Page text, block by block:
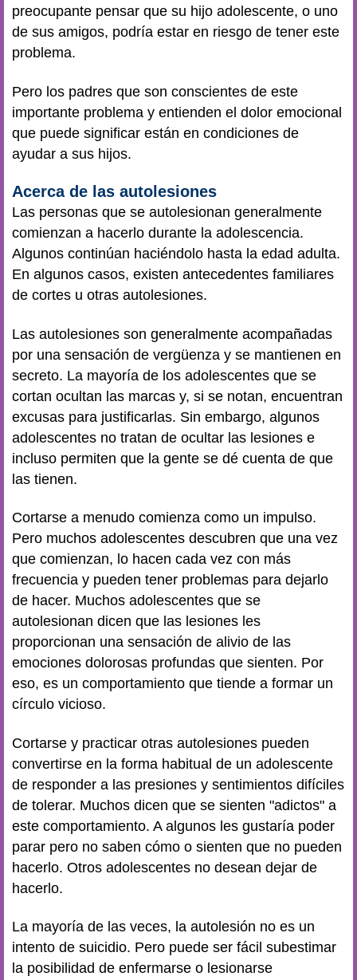
preocupante pensar que su hijo adolescente, o uno
de sus amigos, podría estar en riesgo de tener este
problema.
Pero los padres que son conscientes de este
importante problema y entienden el dolor emocional
que puede significar están en condiciones de
ayudar a sus hijos.
Acerca de las autolesiones
Las personas que se autolesionan generalmente
comienzan a hacerlo durante la adolescencia.
Algunos continúan haciéndolo hasta la edad adulta.
En algunos casos, existen antecedentes familiares
de cortes u otras autolesiones.
Las autolesiones son generalmente acompañadas
por una sensación de vergüenza y se mantienen en
secreto. La mayoría de los adolescentes que se
cortan ocultan las marcas y, si se notan, encuentran
excusas para justificarlas. Sin embargo, algunos
adolescentes no tratan de ocultar las lesiones e
incluso permiten que la gente se dé cuenta de que
las tienen.
Cortarse a menudo comienza como un impulso.
Pero muchos adolescentes descubren que una vez
que comienzan, lo hacen cada vez con más
frecuencia y pueden tener problemas para dejarlo
de hacer. Muchos adolescentes que se
autolesionan dicen que las lesiones les
proporcionan una sensación de alivio de las
emociones dolorosas profundas que sienten. Por
eso, es un comportamiento que tiende a formar un
círculo vicioso.
Cortarse y practicar otras autolesiones pueden
convertirse en la forma habitual de un adolescente
de responder a las presiones y sentimientos difíciles
de tolerar. Muchos dicen que se sienten "adictos" a
este comportamiento. A algunos les gustaría poder
parar pero no saben cómo o sienten que no pueden
hacerlo. Otros adolescentes no desean dejar de
hacerlo.
La mayoría de las veces, la autolesión no es un
intento de suicidio. Pero puede ser fácil subestimar
la posibilidad de enfermarse o lesionarse